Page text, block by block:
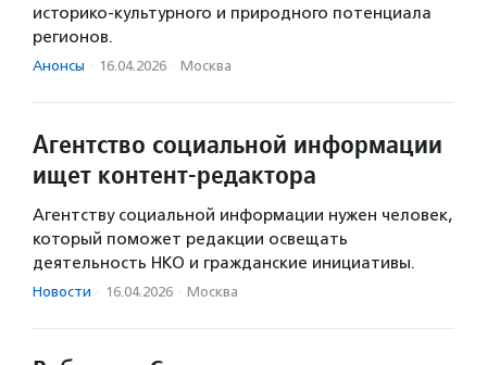
историко-культурного и природного потенциала
регионов.
Анонсы · 16.04.2026 · Москва
Агентство социальной информации
ищет контент-редактора
Агентству социальной информации нужен человек,
который поможет редакции освещать
деятельность НКО и гражданские инициативы.
Новости · 16.04.2026 · Москва